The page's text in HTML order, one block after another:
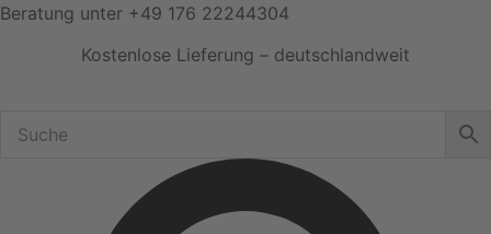
Zum
Beratung unter +49 176 22244304
Kostenlose Lieferung – deutschlandweit